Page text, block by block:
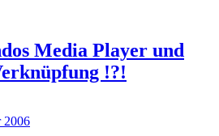
Media Player und
!?!
2006